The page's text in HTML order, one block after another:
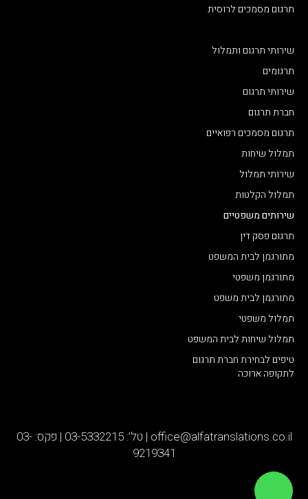
תרגום מסמכים לרוסית
שירותי תרגום ותמלול
תרגומים
שירותי תרגום
חברת תרגום
תרגום מסמכים רפואיים
תמלול שיחות
שירותי תמלול
תמלול הקלטות
שירותים משפטיים
תרגום פסק דין
מתורגמן לבית המשפט
מתורגמן משפטי
מתורגמן לבית משפט
תמלול משפטי
תמלול שיחות לבית המשפט
טיפים לבחירת חברת תרגום
לתקופה ארוכה
office@alfatranslations.co.il
| טל’: 03-5332215 |
פקס: 03-
9219341